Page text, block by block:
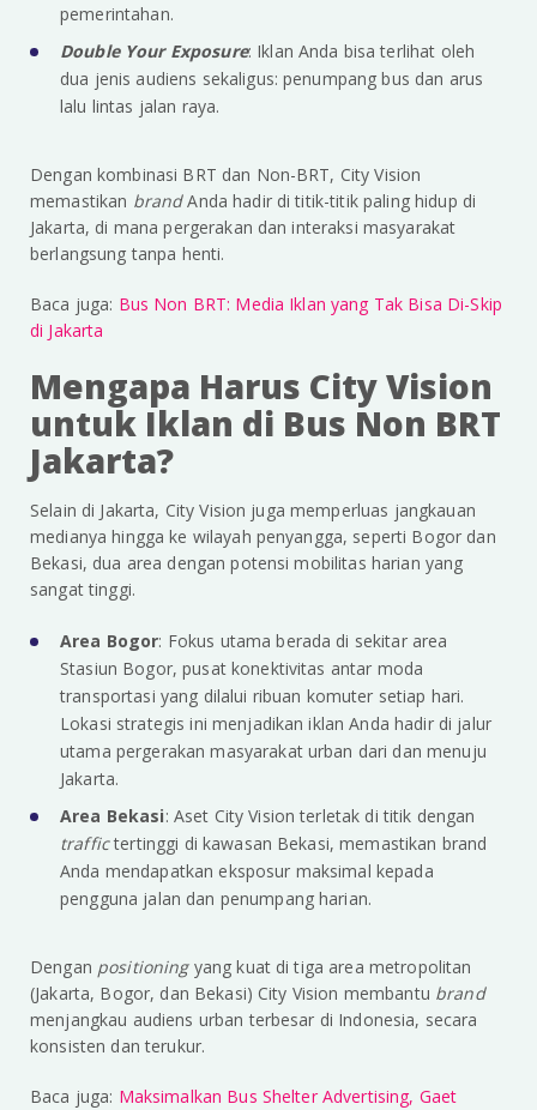
pemerintahan.
Double Your Exposure: Iklan Anda bisa terlihat oleh
dua jenis audiens sekaligus: penumpang bus dan arus
lalu lintas jalan raya.
Dengan kombinasi BRT dan Non-BRT, City Vision
memastikan brandAnda hadir di titik-titik paling hidup di
Jakarta, di mana pergerakan dan interaksi masyarakat
berlangsung tanpa henti.
Baca juga: Bus Non BRT: Media Iklan yang Tak Bisa Di-Skip
di Jakarta
Mengapa Harus City Vision
untuk Iklan di Bus Non BRT
Jakarta?
Selain di Jakarta, City Vision juga memperluas jangkauan
medianya hingga ke wilayah penyangga, seperti Bogor dan
Bekasi, dua area dengan potensi mobilitas harian yang
sangat tinggi.
Area Bogor: Fokus utama berada di sekitar area
Stasiun Bogor, pusat konektivitas antar moda
transportasi yang dilalui ribuan komuter setiap hari.
Lokasi strategis ini menjadikan iklan Anda hadir di jalur
utama pergerakan masyarakat urban dari dan menuju
Jakarta.
Area Bekasi: Aset City Vision terletak di titik dengan
traffictertinggi di kawasan Bekasi, memastikan brand
Anda mendapatkan eksposur maksimal kepada
pengguna jalan dan penumpang harian.
Dengan positioning yang kuat di tiga area metropolitan
(Jakarta, Bogor, dan Bekasi) City Vision membantu brand
menjangkau audiens urban terbesar di Indonesia, secara
konsisten dan terukur.
Baca juga: Maksimalkan Bus Shelter Advertising, Gaet